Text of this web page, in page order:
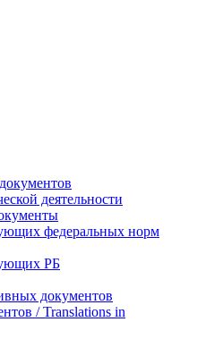
деятельности
федеральных норм
РБ
документов
/ Translations in